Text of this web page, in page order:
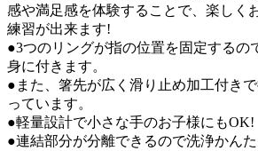
感や満足感を体験することで、楽しく
練習が出来ます!
●3つのリングが指の位置を固定するの
身に付きます。
●また、箸先が広く滑り止め加工付き
っています。
●軽量設計で小さな手のお子様にもOK!
●連結部分が分離できるので洗浄かん